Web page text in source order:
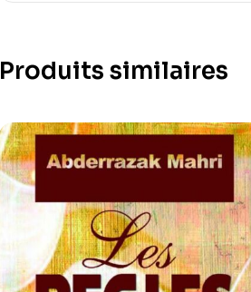
Produits similaires